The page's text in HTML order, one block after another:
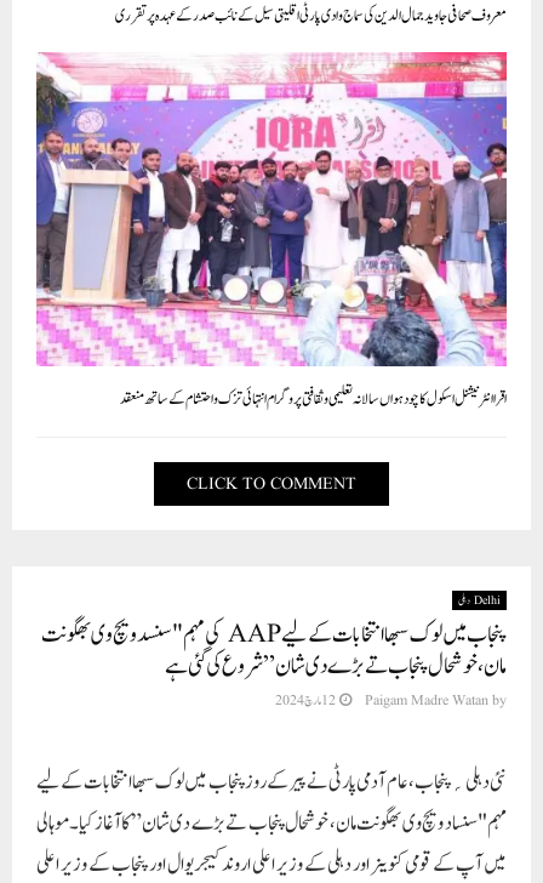
معروف صحافی جاویدجمال الدین کی سماج وادی پارٹی اقلیتی سیل کے نائب صدر کے عہدہ پر تقرری
اقرا انٹرنیشنل اسکول کا چودہواں سالانہ تعلیمی و ثقافتی پروگرام انتہائی تزک و احتشام کے ساتھ منعقد
CLICK TO COMMENT
Delhi دہلی
پنجاب میں لوک سبھا انتخابات کے لیے AAP کی مہم "سنسد ویچ وی بھگونت
مان، خوشحال پنجاب تے بڑے دی شان” شروع کی گئی ہے
by
Paigam Madre Watan 12 مارچ 2024
نئی دہلی؍پنجاب،عام آدمی پارٹی نے پیر کے روز پنجاب میں لوک سبھا انتخابات کے لیے
مہم "سنساد ویچ وی بھگونت مان، خوشحال پنجاب تے بڑے دی شان” کا آغاز کیا۔ موہالی
میں آپ کے قومی کنوینر اور دہلی کے وزیر اعلی اروند کیجریوال اور پنجاب کے وزیر اعلی